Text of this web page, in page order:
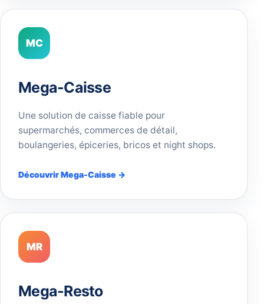
MC
Mega-Caisse
Une solution de caisse fiable pour
supermarchés, commerces de détail,
boulangeries, épiceries, bricos et night shops.
Découvrir Mega-Caisse →
MR
Mega-Resto